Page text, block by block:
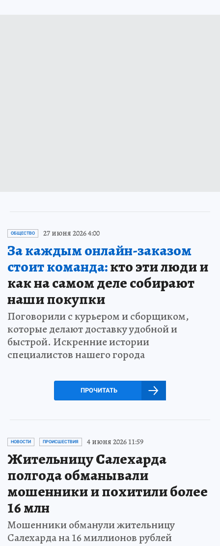
ОБЩЕСТВО 27 июня 2026 4:00
За каждым онлайн-заказом
стоит команда:кто эти люди и
как на самом деле собирают
наши покупки
Поговорили с курьером и сборщиком,
которые делают доставку удобной и
быстрой. Искренние истории
специалистов нашего города
ПРОЧИТАТЬ
НОВОСТИ ПРОИСШЕСТВИЯ 4 июня 2026 11:59
Жительницу Салехарда
полгода обманывали
мошенники и похитили более
16 млн
Мошенники обманули жительницу
Салехарда на 16 миллионов рублей